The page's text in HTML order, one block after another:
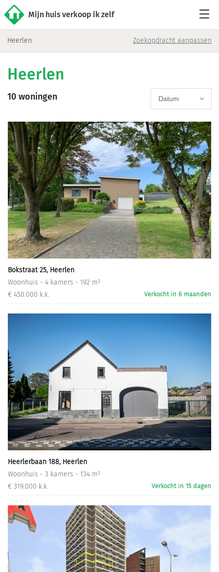
Mijn huis verkoop ik zelf
Reviews
Contact
Verkoop starten
Informatiegesprek
Inloggen
Heerlen Zoekopdracht aanpassen
Heerlen
10 woningen Datum
Bokstraat 25, Heerlen
Woonhuis - 4 kamers - 192 m²
€ 450.000 k.k.
Verkocht in 6 maanden
Heerlerbaan 188, Heerlen
Woonhuis - 3 kamers - 134 m²
€ 319.000 k.k.
Verkocht in 15 dagen